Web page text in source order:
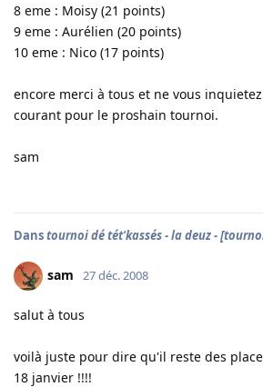
8 eme : Moisy (21 points)
9 eme : Aurélien (20 points)
10 eme : Nico (17 points)
encore merci à tous et ne vous
courant pour le proshain tournoi.
sam
Danstournoi dé tét'kassés - la deuz -
sam 27 déc. 2008
salut à tous
voilà juste pour dire qu'il reste des
18 janvier !!!!